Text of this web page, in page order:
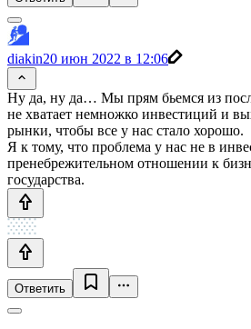
diakin20 июн 2022 в 12:06
Ну да, ну да… Мы прям бьемся из
не хватает немножко инвестиций и
рынки, чтобы все у нас стало хорошо.
Я к тому, что проблема у нас не в
пренебрежительном отношении к
государства.
Ответить